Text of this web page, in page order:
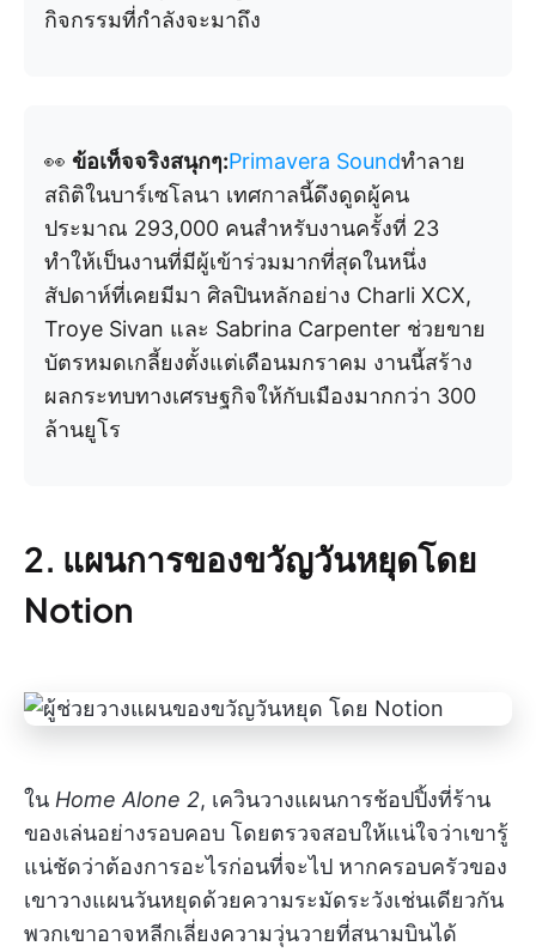
กิจกรรมที่กำลังจะมาถึง
👀 ข้อเท็จจริงสนุกๆ:Primavera Soundทำลาย
สถิติในบาร์เซโลนา เทศกาลนี้ดึงดูดผู้คน
ประมาณ 293,000 คนสำหรับงานครั้งที่ 23
ทำให้เป็นงานที่มีผู้เข้าร่วมมากที่สุดในหนึ่ง
สัปดาห์ที่เคยมีมา ศิลปินหลักอย่าง Charli XCX,
Troye Sivan และ Sabrina Carpenter ช่วยขาย
บัตรหมดเกลี้ยงตั้งแต่เดือนมกราคม งานนี้สร้าง
ผลกระทบทางเศรษฐกิจให้กับเมืองมากกว่า 300
ล้านยูโร
2. แผนการของขวัญวันหยุดโดย
Notion
ใน Home Alone 2, เควินวางแผนการช้อปปิ้งที่ร้าน
ของเล่นอย่างรอบคอบ โดยตรวจสอบให้แน่ใจว่าเขารู้
แน่ชัดว่าต้องการอะไรก่อนที่จะไป หากครอบครัวของ
เขาวางแผนวันหยุดด้วยความระมัดระวังเช่นเดียวกัน
พวกเขาอาจหลีกเลี่ยงความวุ่นวายที่สนามบินได้